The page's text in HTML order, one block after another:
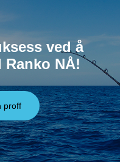
ved å
Ranko NÅ!
proff